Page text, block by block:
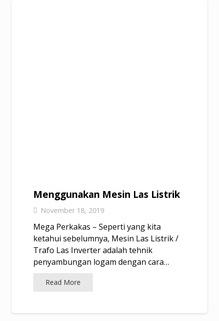
Menggunakan Mesin Las Listrik
November 18, 2019
Mega Perkakas – Seperti yang kita
ketahui sebelumnya, Mesin Las Listrik /
Trafo Las Inverter adalah tehnik
penyambungan logam dengan cara…
Read More